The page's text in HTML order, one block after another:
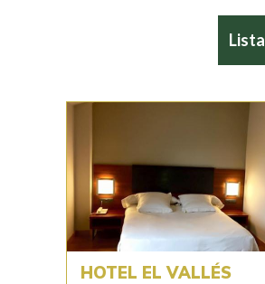
Lista
HOTEL EL VALLÉS